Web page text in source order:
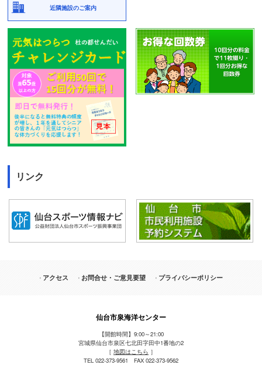
近隣施設のご案内
リンク
アクセス お問合せ・ご意見要望 プライバシーポリシー
仙台市泉海洋センター
【開館時間】9:00～21:00
宮城県仙台市泉区七北田字田中1番地の2
［ 地図はこちら ］
TEL 022-373-9561 FAX 022-373-9562